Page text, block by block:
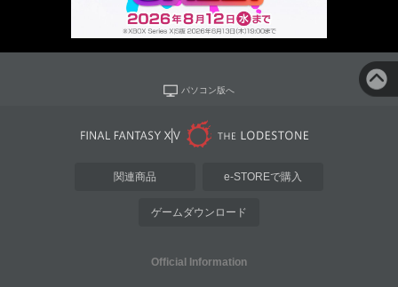
パソコン版へ
関連商品 e-STOREで購入
ゲームダウンロード
Official Information